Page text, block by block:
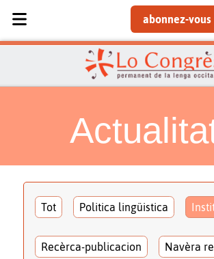
abonnez-vous
Tot Politica lingüistica
Recèrca-publicacion Navèra